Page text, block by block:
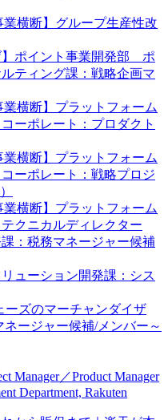
横断】グループ生産性改
ポイント事業開発部 ポ
ティング課：戦略企画マ
横断】プラットフォーム
ポレート：プロダクト
横断】プラットフォーム
ポレート：戦略プロジ
横断】プラットフォーム
クニカルディレクター
：税務マネージャー候補
ューション開発課：シス
ーズのマーチャンダイザ
ージャー候補/メンバー～
Manager／Product Manager
Department, Rakuten